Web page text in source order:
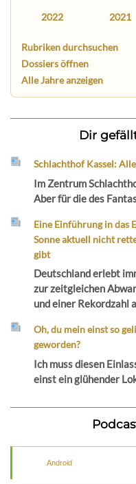
2022 2021
Rubriken durchsuchen
Dossiers öffnen
Alle Jahre anzeigen
Dir
Schlachthof Kassel:
Im Zentrum
Aber für die des
Eine Einführung in das
Sonne aktuell nicht
gibt
Deutschland erlebt
zur zeitgleichen
und einer Rekordzahl
Oh, du mein einst so
geworden?
Ich muss diesen
einst ein glühender
Android